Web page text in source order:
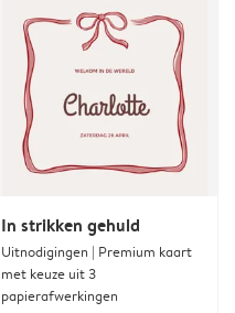
In strikken gehuld
Uitnodigingen | Premium kaart
met keuze uit 3
papierafwerkingen